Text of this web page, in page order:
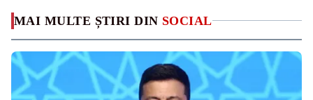
MAI MULTE ȘTIRI DIN SOCIAL